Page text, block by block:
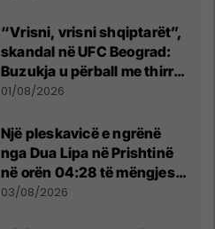
“Vrisni, vrisni shqiptarët”,
skandal në UFC Beograd:
Buzukja u përball me thirrje
anti-shqiptare nga
01/08/2026
Një pleskavicë e ngrënë
nga Dua Lipa në Prishtinë
në orën 04:28 të mëngjesit
- dhe bota digjitale serbe
03/08/2026